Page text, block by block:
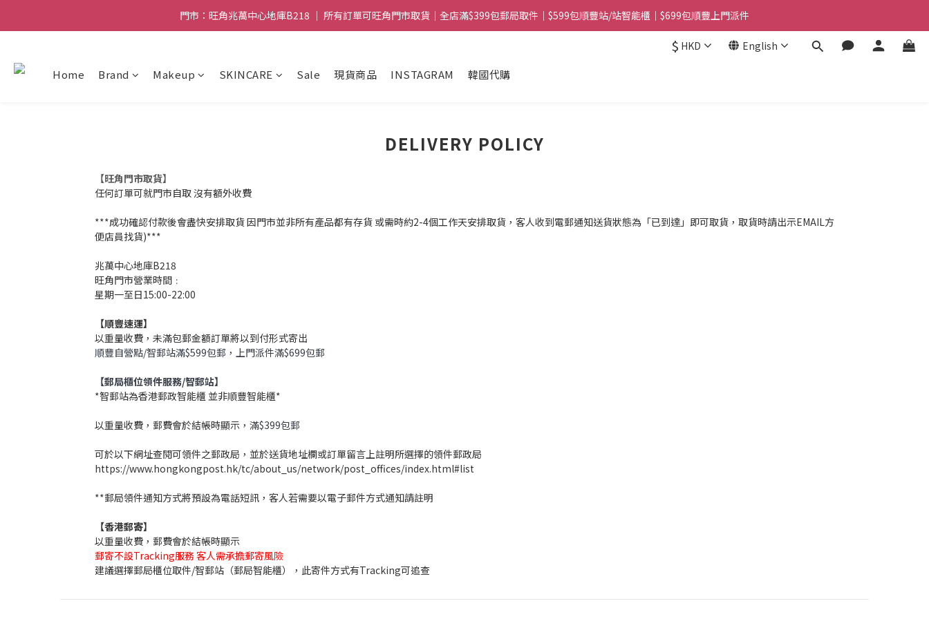
門市：旺角兆萬中心地庫B218 ｜ 所有訂單可旺角門市取貨｜全店滿$399包郵局取件｜$599包順豐站/站智能櫃｜$699包順豐上門派件
門市：旺角兆萬中心地庫B218 ｜ 所有訂單可旺角門市取貨｜全店滿$399包郵局取件｜$599包順豐站/站智能櫃｜$699包順豐上門派件
滿贈優惠🎁 滿$788送Charlotte Tilbury香水Sample｜ 滿$1088送Clarins 煥顏緊緻亮肌日霜 5mL｜$1388送fwee布丁唇頰兩用霜(色號隨機)|滿$1888送Charlotte Tilbury唇膏
門市：旺角兆萬中心地庫B218 ｜ 所有訂單可旺角門市取貨｜全店滿$399包郵局取件｜$599包順豐站/站智能櫃｜$699包順豐上門派件
$ HKD English
Home Brand Makeup SKINCARE Sale 現貨商品 INSTAGRAM 韓國代購
DELIVERY POLICY
【旺角門市取貨】
任何訂單可就門市自取 沒有額外收費
***成功確認付款後會盡快安排取貨 因門市並非所有產品都有存貨 或需時約2-4個工作天安排取貨，客人收到電郵通知送貨狀態為「已到達」即可取貨，取貨時請出示EMAIL方
便店員找貨)***
兆萬中心地庫B218
旺角門市營業時間﹕
星期一至日15:00-22:00
【順豐速運】
以重量收費，未滿包郵金額訂單將以到付形式寄出
順豐自營點/智郵站滿$599包郵，上門派件滿$699包郵
【郵局櫃位領件服務/智郵站】
*智郵站為香港郵政智能櫃 並非順豐智能櫃*
以重量收費，郵費會於結帳時顯示， 滿$399包郵
可於以下網址查閱可領件之郵政局，並於送貨地址欄或訂單留言上註明所選擇的領件郵政局
https://www.hongkongpost.hk/tc/about_us/network/post_offices/index.html#list
**郵局領件通知方式將預設為電話短訊，客人若需要以電子郵件方式通知請註明
【香港郵寄】
以重量收費，郵費會於結帳時顯示
郵寄不設Tracking服務 客人需承擔郵寄風險
建議選擇郵局櫃位取件/智郵站（郵局智能櫃），此寄件方式有Tracking可追查